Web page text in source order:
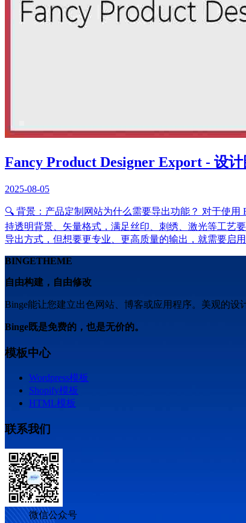
Fancy Product Designer Export - 设
2025-08-05
🔍 背景：产品定制网站为什么需要导出功能？ 对于使用
持透明背景、矢量格式，满足丝印、刺绣、激光等工艺
导出方式，但想要更专业、更高质量的输出，就需要启用
BINGETHEME
自由构建，自由修改
Binge能让您建立出色网站、博客或应用程序。美观的设
Binge既是免费的，也是无价的。
模板中心
Wordpress模板
Shopify模板
HTML模板
联系我们
微信公众号